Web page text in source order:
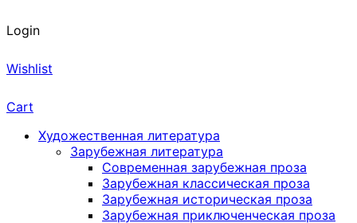
Login
Wishlist
Cart
Художественная литература
Зарубежная литература
Современная зарубежная проза
Зарубежная классическая проза
Зарубежная историческая проза
Зарубежная приключенческая проза